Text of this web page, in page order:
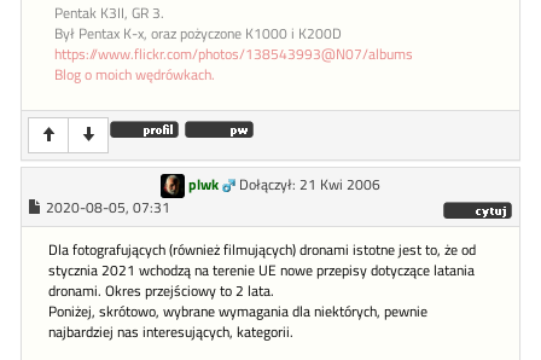
Pentak K3II, GR 3.
Był Pentax K-x, oraz pożyczone K1000 i K200D
https://www.flickr.com/photos/138543993@N07/albums
Blog o moich wędrówkach.
plwk
Dołączył: 21 Kwi 2006
2020-08-05, 07:31
Dla fotografujących (również filmujących) dronami istotne jest to, że od
stycznia 2021 wchodzą na terenie UE nowe przepisy dotyczące latania
dronami. Okres przejściowy to 2 lata.
Poniżej, skrótowo, wybrane wymagania dla niektórych, pewnie
najbardziej nas interesujących, kategorii.